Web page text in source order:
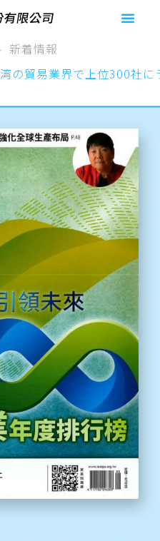
新着情報
の貿易業界で上位300社に